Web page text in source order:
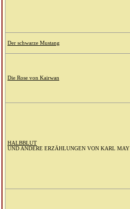
Der schwarze Mustang
Die Rose von Kairwan
HALBBLUT
UND ANDERE ERZÄHLUNGEN VON KARL MAY